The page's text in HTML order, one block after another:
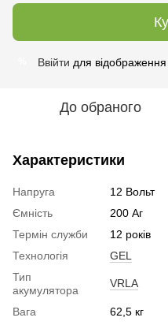
Ввійти для
До обраного
Характеристики
Напруга
12 Вольт
Ємність
200 Аг
Термін служби
12 років
Технологія
GEL
Тип
акумулятора
VRLA
Вага
62,5 кг